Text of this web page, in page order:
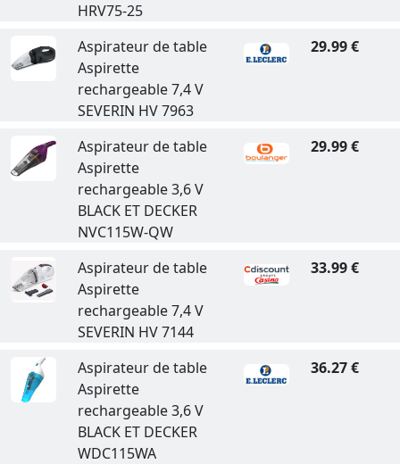
HRV75-25
Aspirateur de table
Aspirette
rechargeable 7,4 V
SEVERIN HV 7963
29.99 €
Aspirateur de table
Aspirette
rechargeable 3,6 V
BLACK ET DECKER
NVC115W-QW
29.99 €
Aspirateur de table
Aspirette
rechargeable 7,4 V
SEVERIN HV 7144
33.99 €
Aspirateur de table
Aspirette
rechargeable 3,6 V
BLACK ET DECKER
WDC115WA
36.27 €